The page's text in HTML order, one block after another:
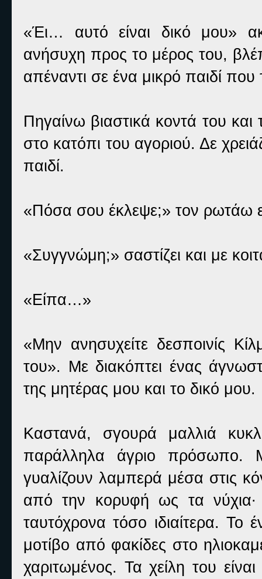
«Έι… αυτό είναι δικό μου»
ανήσυχη προς το μέρος του,
απέναντι σε ένα μικρό παιδί που
Πηγαίνω βιαστικά κοντά του και
στο κατόπι του αγοριού. Δε
παιδί.
«Πόσα σου έκλεψε;» τον ρωτάω
«Συγγνώμη;» σαστίζει και με
«Είπα…»
«Μην ανησυχείτε δεσποινίς
του». Με διακόπτει ένας
της μητέρας μου και το δικό μου.
Καστανά, σγουρά μαλλιά
παράλληλα άγριο πρόσωπο.
γυαλίζουν λαμπερά μέσα στις
από την κορυφή ως τα νύχια∙
ταυτόχρονα τόσο ιδιαίτερα. Το
μοτίβο από φακίδες στο
χαριτωμένος. Τα χείλη του